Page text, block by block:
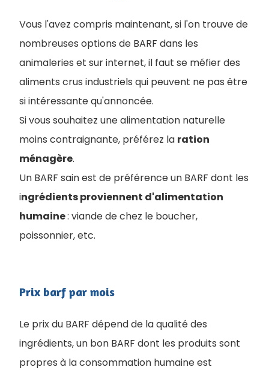
Vous l'avez compris maintenant, si l'on trouve de
nombreuses options de BARF dans les
animaleries et sur internet, il faut se méfier des
aliments crus industriels qui peuvent ne pas être
si intéressante qu'annoncée.
Si vous souhaitez une alimentation naturelle
moins contraignante, préférez la ration
ménagère.
Un BARF sain est de préférence un BARF dont les
ingrédients proviennent d'alimentation
humaine: viande de chez le boucher,
poissonnier, etc.
Prix barf par mois
Le prix du BARF dépend de la qualité des
ingrédients, un bon BARF dont les produits sont
propres à la consommation humaine est